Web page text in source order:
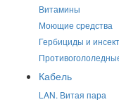
Витамины
Моющие средства
Гербициды и
Кабель
LAN. Витая пара